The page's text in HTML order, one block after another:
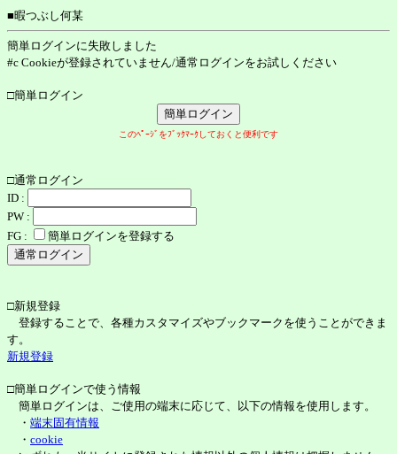
■暇つぶし何某
簡単ログインに失敗しました
#c Cookieが登録されていません/通常ログインをお試しください
□簡単ログイン
このﾍﾟｰｼﾞをﾌﾞｯｸﾏｰｸしておくと便利です
□通常ログイン
ID :
PW :
FG :
簡単ログインを登録する
□新規登録
登録することで、各種カスタマイズやブックマークを使うことができま
す。
新規登録
□簡単ログインで使う情報
簡単ログインは、ご使用の端末に応じて、以下の情報を使用します。
・ 端末固有情報
・ cookie